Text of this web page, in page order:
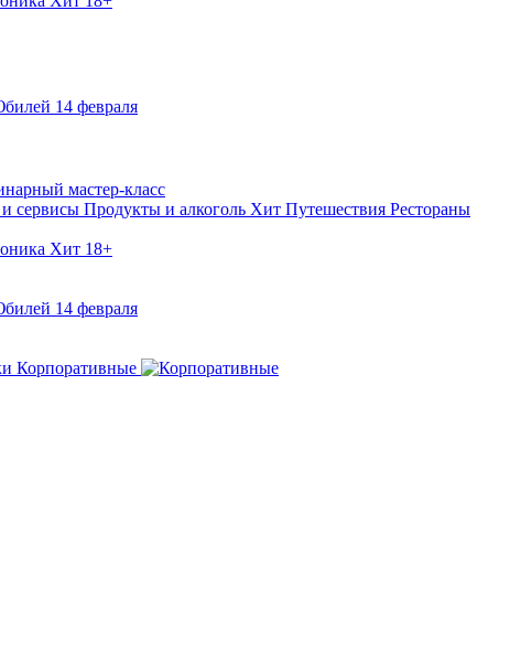
14 февраля
мастер-класс
сервисы Продукты и алкоголь Хит Путешествия Рестораны
Хит 18+
14 февраля
Корпоративные